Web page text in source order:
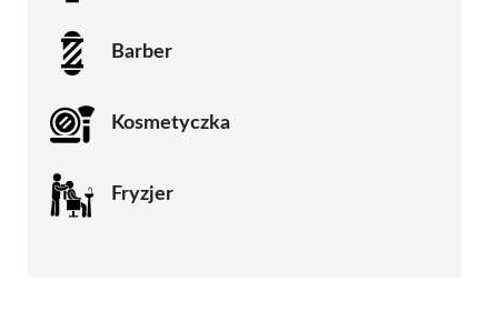
Barber
Kosmetyczka
Fryzjer